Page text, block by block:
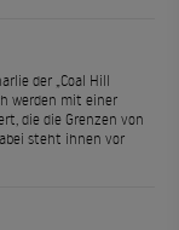
der „Coal Hill
werden mit einer
die die Grenzen von
steht ihnen vor